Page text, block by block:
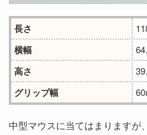
長さ
横幅
高さ
グリップ幅
中型マウスに当てはまりますが